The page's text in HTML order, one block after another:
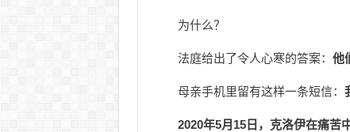
为什么？
法庭给出了令人心寒的答案： 他
母亲手机里留有这样一条短信：
2020年5月15日，克洛伊在痛苦